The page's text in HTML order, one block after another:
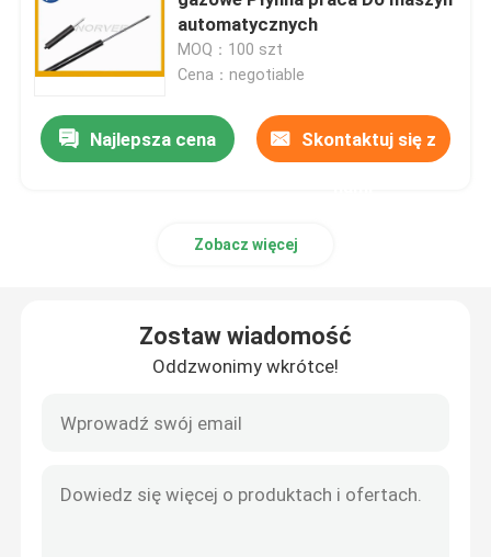
Sprężyna spiralna cewki
Rozpórki sprężyn gazowych
Ściskająca sprężyna śrubowa
automatycznych
MOQ：100 szt
Cena：negotiable
Najlepsza cena Skontaktuj się z
Zobacz więcej
Zostaw wiadomość
Oddzwonimy wkrótce!